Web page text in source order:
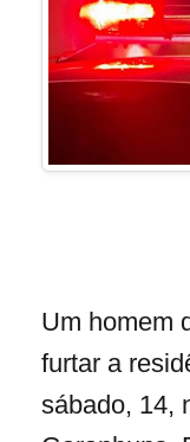
Um homem
furtar a
sábado, 14,